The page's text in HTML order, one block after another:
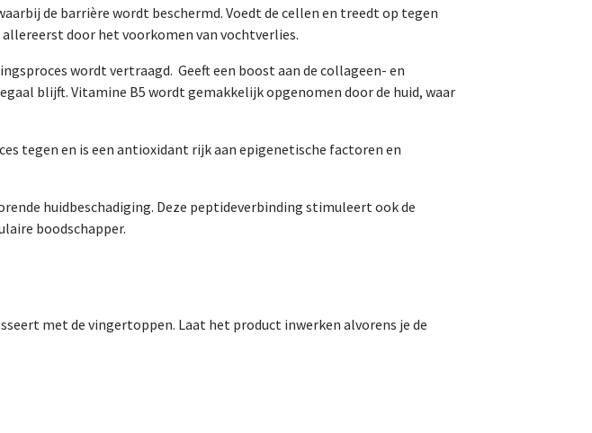
de barrière wordt beschermd. Voedt de cellen en treedt op tegen
door het voorkomen van vochtverlies.
wordt vertraagd. Geeft een boost aan de collageen- en
blijft. Vitamine B5 wordt gemakkelijk opgenomen door de huid, waar
tegen en is een antioxidant rijk aan epigenetische factoren en
huidbeschadiging. Deze peptideverbinding stimuleert ook de
boodschapper.
met de vingertoppen. Laat het product inwerken alvorens je de